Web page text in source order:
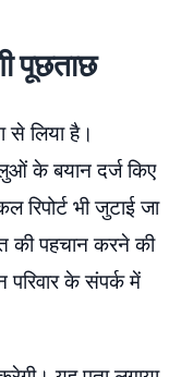
पूछताछ
से लिया है।
के बयान दर्ज किए
भी जुटाई जा
की पहचान करने की
परिवार के संपर्क में